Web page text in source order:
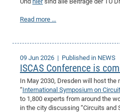
Read more …
09 Jun 2026 | Published in NEWS
ISCAS Conference is
In May 2030, Dresden will host
“International Symposium on
to 1,800 experts from around the
in the city discussing “Circuits and